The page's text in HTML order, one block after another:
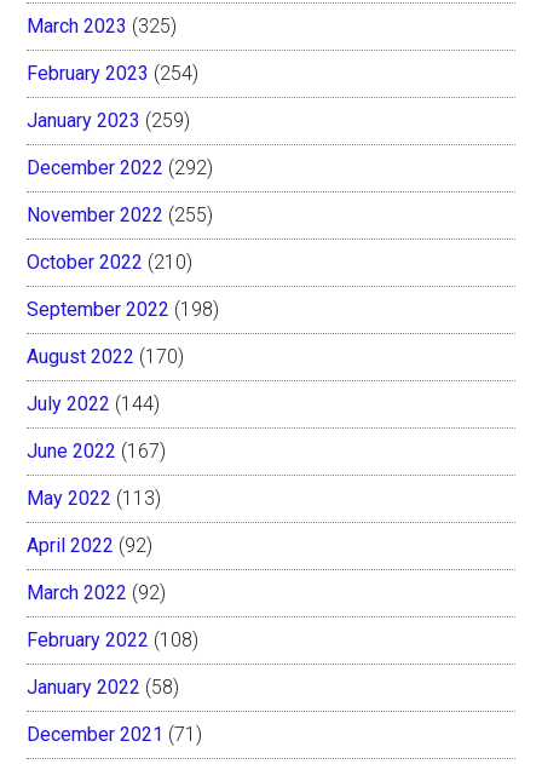
March 2023 (325)
February 2023 (254)
January 2023 (259)
December 2022 (292)
November 2022 (255)
October 2022 (210)
September 2022 (198)
August 2022 (170)
July 2022 (144)
June 2022 (167)
May 2022 (113)
April 2022 (92)
March 2022 (92)
February 2022 (108)
January 2022 (58)
December 2021 (71)